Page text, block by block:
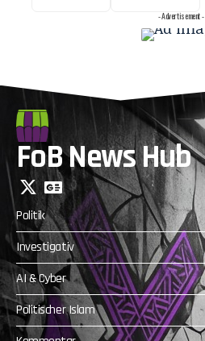
- Advertisement -
FoB News Hub
Politik
Investigativ
AI & Cyber
Politischer Islam